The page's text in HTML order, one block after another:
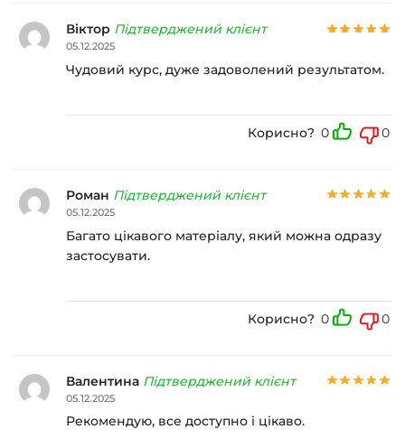
Віктор Підтверджений клієнт
05.12.2025
Чудовий курс, дуже задоволений результатом.
Корисно? 0 0
Роман Підтверджений клієнт
05.12.2025
Багато цікавого матеріалу, який можна одразу
застосувати.
Корисно? 0 0
Валентина Підтверджений клієнт
05.12.2025
Рекомендую, все доступно і цікаво.